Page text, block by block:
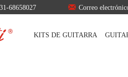
68658027  Correo
KITS DE GUITARRA